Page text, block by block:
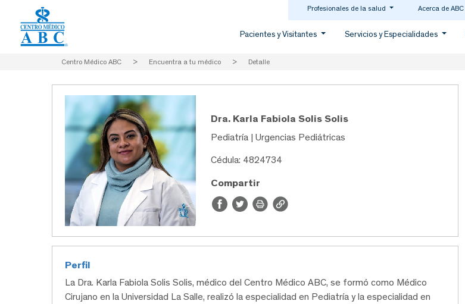
Profesionales de la salud Acerca de ABC
Pacientes y Visitantes Servicios y Especialidades
Centro Médico ABC > Encuentra a tu médico > Detalle
Dra. Karla Fabiola Solis Solis
Pediatría | Urgencias Pediátricas
Cédula: 4824734
Compartir
Perfil
La Dra. Karla Fabiola Solis Solis, médico del Centro Médico ABC, se formó como Médico
Cirujano en la Universidad La Salle, realizó la especialidad en Pediatría y la especialidad en